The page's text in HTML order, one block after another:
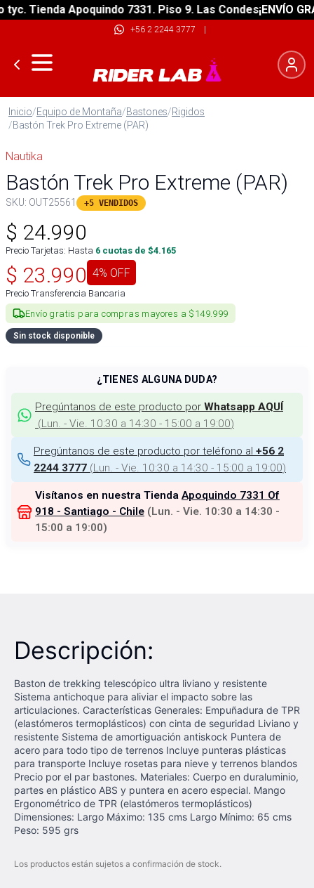
Tienda Apoquindo 7331. Piso 9. Las Condes¡ENVÍO
+56 2 2244 3777 |
Inicio/Equipo de Montaña/Bastones/Rigidos
/Bastón Trek Pro Extreme (PAR)
Nautika
Bastón Trek Pro Extreme (PAR)
SKU: OUT25561 +5 VENDIDOS
$ 24.990
Precio Tarjetas: Hasta 6 cuotas de $4.165
$ 23.990 4% OFF
Precio Transferencia Bancaria
Envío gratis para compras mayores a $149.999
Sin stock disponible
¿TIENES ALGUNA DUDA?
Pregúntanos de este producto por Whatsapp AQUÍ
(Lun. - Vie. 10:30 a 14:30 - 15:00 a 19:00)
Pregúntanos de este producto por teléfono al +56 2
2244 3777 (Lun. - Vie. 10:30 a 14:30 - 15:00 a 19:00)
Visítanos en nuestra Tienda Apoquindo 7331 Of
918 - Santiago - Chile (Lun. - Vie. 10:30 a 14:30 -
15:00 a 19:00)
Descripción:
Baston de trekking telescópico ultra liviano y resistente
Sistema antichoque para aliviar el impacto sobre las
articulaciones. Características Generales: Empuñadura de TPR
(elastómeros termoplásticos) con cinta de seguridad Liviano y
resistente Sistema de amortiguación antiskock Puntera de
acero para todo tipo de terrenos Incluye punteras plásticas
para transporte Incluye rosetas para nieve y terrenos blandos
Precio por el par bastones. Materiales: Cuerpo en duraluminio,
partes en plástico ABS y puntera en acero especial. Mango
Ergonométrico de TPR (elastómeros termoplásticos)
Dimensiones: Largo Máximo: 135 cms Largo Mínimo: 65 cms
Peso: 595 grs
Los productos están sujetos a confirmación de stock.